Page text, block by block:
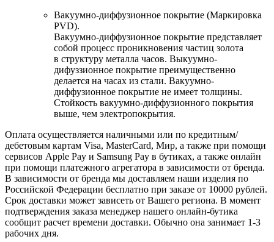
Вакуумно-диффузионное покрытие (Маркировка
PVD).
Вакуумно-диффузионное покрытие представляет
собой процесс проникновения частиц золота
в структуру металла часов. Выкуумно-
дифуззионное покрытие преимущественно
делается на часах из стали. Вакуумно-
диффузионное покрытие не имеет толщины.
Стойкость вакуумно-диффузионного покрытия
выше, чем электропокрытия.
Оплата осуществляется наличными или по кредитным/
дебетовым картам Visa, MasterCard, Мир, а также при помощи
сервисов Apple Pay и Samsung Pay в бутиках, а также онлайн
при помощи платежного агрегатора в зависимости от бренда.
В зависимости от бренда мы доставляем наши изделия по
Российской Федерации бесплатно при заказе от 10000 рублей.
Срок доставки может зависеть от Вашего региона. В момент
подтверждения заказа менеджер нашего онлайн-бутика
сообщит расчет времени доставки. Обычно она занимает 1-3
рабочих дня.